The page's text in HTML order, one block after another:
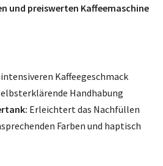
und preiswerten Kaffeemaschine
intensiveren Kaffeegeschmack
Handhabung
Erleichtert das Nachfüllen
Farben und haptisch